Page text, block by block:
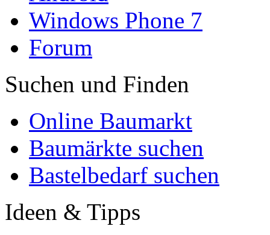
Windows Phone 7
Forum
Suchen und Finden
Online Baumarkt
Baumärkte suchen
Bastelbedarf suchen
Ideen & Tipps